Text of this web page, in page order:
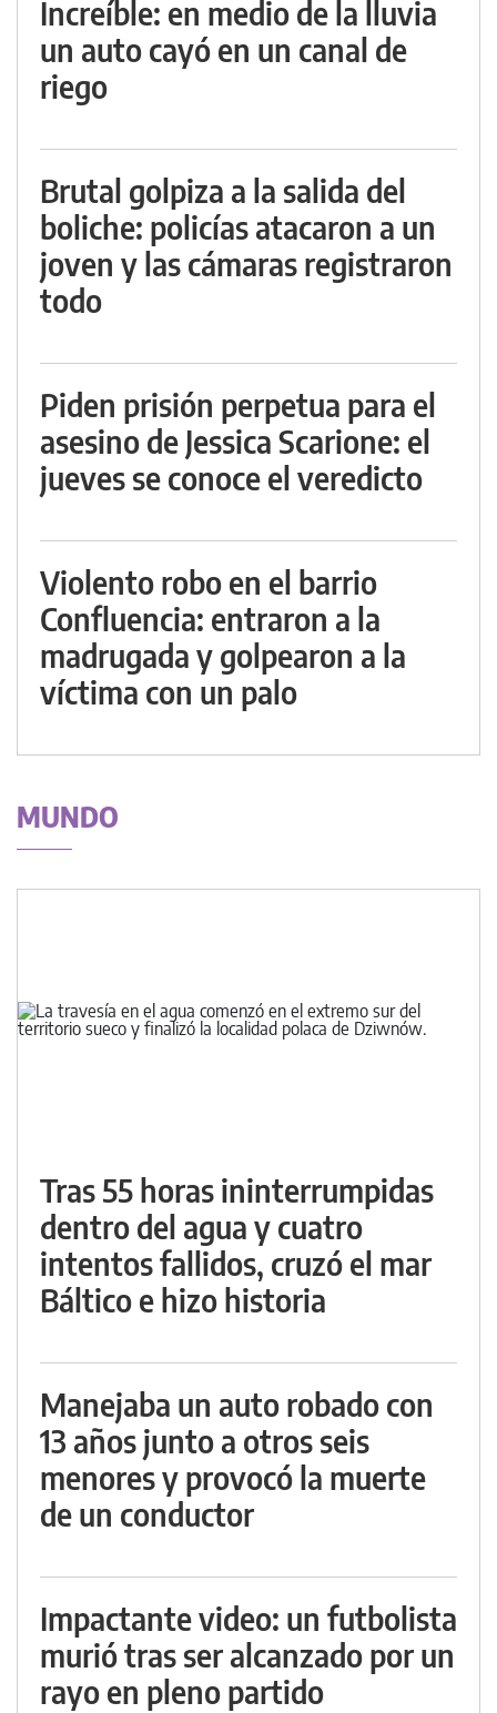
Increíble: en medio de la lluvia
un auto cayó en un canal de
riego
Brutal golpiza a la salida del
boliche: policías atacaron a un
joven y las cámaras registraron
todo
Piden prisión perpetua para el
asesino de Jessica Scarione: el
jueves se conoce el veredicto
Violento robo en el barrio
Confluencia: entraron a la
madrugada y golpearon a la
víctima con un palo
MUNDO
Tras 55 horas ininterrumpidas
dentro del agua y cuatro
intentos fallidos, cruzó el mar
Báltico e hizo historia
Manejaba un auto robado con
13 años junto a otros seis
menores y provocó la muerte
de un conductor
Impactante video: un futbolista
murió tras ser alcanzado por un
rayo en pleno partido